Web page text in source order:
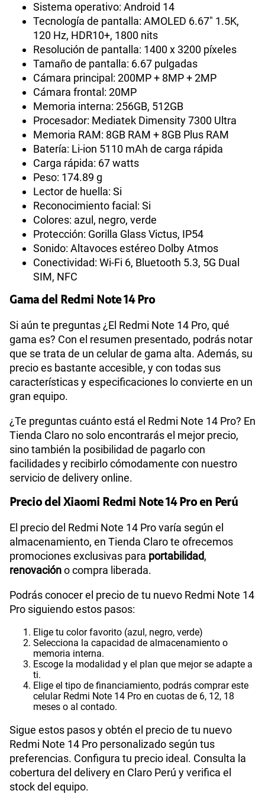
Sistema operativo: Android 14
Tecnología de pantalla: AMOLED 6.67" 1.5K,
120 Hz, HDR10+, 1800 nits
Resolución de pantalla: 1400 x 3200 píxeles
Tamaño de pantalla: 6.67 pulgadas
Cámara principal: 200MP + 8MP + 2MP
Cámara frontal: 20MP
Memoria interna: 256GB, 512GB
Procesador: Mediatek Dimensity 7300 Ultra
Memoria RAM: 8GB RAM + 8GB Plus RAM
Batería: Li-ion 5110 mAh de carga rápida
Carga rápida: 67 watts
Peso: 174.89 g
Lector de huella: Si
Reconocimiento facial: Si
Colores: azul, negro, verde
Protección: Gorilla Glass Victus, IP54
Sonido: Altavoces estéreo Dolby Atmos
Conectividad: Wi-Fi 6, Bluetooth 5.3, 5G Dual
SIM, NFC
Gama del Redmi Note 14 Pro
Si aún te preguntas ¿El Redmi Note 14 Pro, qué
gama es? Con el resumen presentado, podrás notar
que se trata de un celular de gama alta. Además, su
precio es bastante accesible, y con todas sus
características y especificaciones lo convierte en un
gran equipo.
¿Te preguntas cuánto está el Redmi Note 14 Pro? En
Tienda Claro no solo encontrarás el mejor precio,
sino también la posibilidad de pagarlo con
facilidades y recibirlo cómodamente con nuestro
servicio de delivery online.
Precio del Xiaomi Redmi Note 14 Pro en Perú
El precio del Redmi Note 14 Pro varía según el
almacenamiento, en Tienda Claro te ofrecemos
promociones exclusivas para portabilidad,
renovacióno compra liberada.
Podrás conocer el precio de tu nuevo Redmi Note 14
Pro siguiendo estos pasos:
Elige tu color favorito (azul, negro, verde)
Selecciona la capacidad de almacenamiento o
memoria interna.
Escoge la modalidad y el plan que mejor se adapte a
ti.
Elige el tipo de financiamiento, podrás comprar este
celular Redmi Note 14 Pro en cuotas de 6, 12, 18
meses o al contado.
Sigue estos pasos y obtén el precio de tu nuevo
Redmi Note 14 Pro personalizado según tus
preferencias. Configura tu precio ideal. Consulta la
cobertura del delivery en Claro Perú y verifica el
stock del equipo.